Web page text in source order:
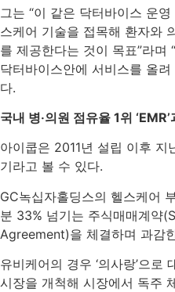
그는 “이 같은 닥터바이스 운
스케어 기술을 접목해 환자와
를 제공한다는 것이 목표”라며
닥터바이스안에 서비스를 올
다.
국내 병‧의원 점유율 1위 ‘EMR’
아이쿱은 2011년 설립 이후
기라고 볼 수 있다.
GC녹십자홀딩스의 헬스케어
분 33% 넘기는 주식매매계약
Agreement)을 체결하며 과감
유비케어의 경우 ‘의사랑’으로
시장을 개척해 시장에서 독주